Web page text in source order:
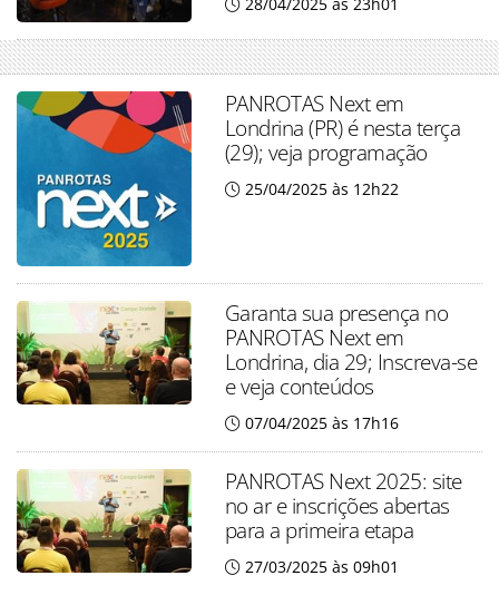
PANROTAS Next em
Londrina (PR) é nesta terça
(29); veja programação
25/04/2025 às 12h22
Garanta sua presença no
PANROTAS Next em
Londrina, dia 29; Inscreva-se
e veja conteúdos
07/04/2025 às 17h16
PANROTAS Next 2025: site
no ar e inscrições abertas
para a primeira etapa
27/03/2025 às 09h01